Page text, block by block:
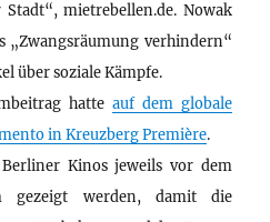
mietrebellen.de. Nowak
„Zwangsräumung verhindern“
über soziale Kämpfe.
hatte auf dem globale
in Kreuzberg Première.
Kinos jeweils vor dem
gezeigt werden, damit die